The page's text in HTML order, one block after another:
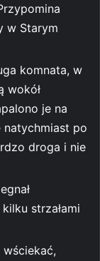
w Starym
komnata, w
wokół
je na
natychmiast po
droga i nie
strzałami
wściekać,